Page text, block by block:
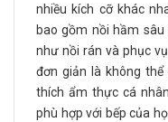
nhiều kích cỡ khác
bao gồm nồi hầm
như nồi rán và phục
đơn giản là không
thích ẩm thực cá
phù hợp với bếp của